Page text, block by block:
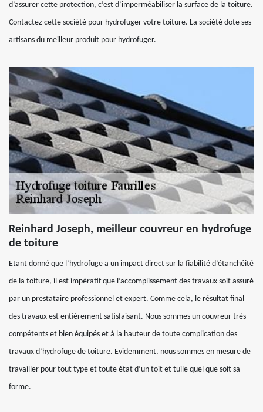
d’assurer cette protection, c’est d’imperméabiliser la surface de la toiture.
Contactez cette société pour hydrofuger votre toiture. La société dote ses
artisans du meilleur produit pour hydrofuger.
Reinhard Joseph, meilleur couvreur en hydrofuge
de toiture
Etant donné que l’hydrofuge a un impact direct sur la fiabilité d’étanchéité
de la toiture, il est impératif que l’accomplissement des travaux soit assuré
par un prestataire professionnel et expert. Comme cela, le résultat final
des travaux est entièrement satisfaisant. Nous sommes un couvreur très
compétents et bien équipés et à la hauteur de toute complication des
travaux d’hydrofuge de toiture. Evidemment, nous sommes en mesure de
travailler pour tout type et toute état d’un toit et tuile quel que soit sa
forme.